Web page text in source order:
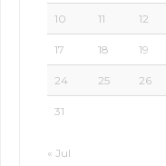
10 11 12
17 18 19
24 25 26
31
« Jul